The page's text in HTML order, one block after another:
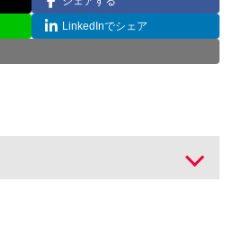
LinkedInでシェア
開く